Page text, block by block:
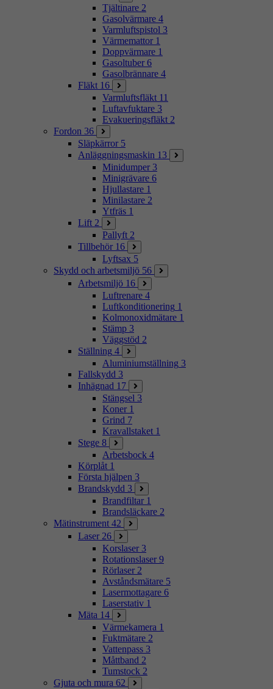
Tjältinare 2
Gasolvärmare 4
Varmluftspistol 3
Värmemattor 1
Doppvärmare 1
Gasoltuber 6
Gasolbrännare 4
Fläkt 16
Varmluftsfläkt 11
Luftavfuktare 3
Evakueringsfläkt 2
Fordon 36
Släpkärror 5
Anläggningsmaskin 13
Minidumper 3
Minigrävare 6
Hjullastare 1
Minilastare 2
Ytfräs 1
Lift 2
Pallyft 2
Tillbehör 16
Lyftsax 5
Skydd och arbetsmiljö 56
Arbetsmiljö 16
Luftrenare 4
Luftkonditionering 1
Kolmonoxidmätare 1
Stämp 3
Väggstöd 2
Ställning 4
Aluminiumställning 3
Fallskydd 3
Inhägnad 17
Stängsel 3
Koner 1
Grind 7
Kravallstaket 1
Stege 8
Arbetsbock 4
Körplåt 1
Första hjälpen 3
Brandskydd 3
Brandfiltar 1
Brandsläckare 2
Mätinstrument 42
Laser 26
Korslaser 3
Rotationslaser 9
Rörlaser 2
Avståndsmätare 5
Lasermottagare 6
Laserstativ 1
Mäta 14
Värmekamera 1
Fuktmätare 2
Vattenpass 3
Måttband 2
Tumstock 2
Gjuta och mura 62